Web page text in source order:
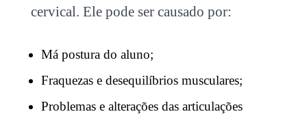
cervical. Ele pode ser causado por:
Má postura do aluno;
Fraquezas e desequilíbrios musculares;
Problemas e alterações das articulações